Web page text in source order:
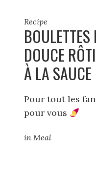
Recipe
BOULETTES
DOUCE
À LA
Pour tout les
pour vous
in Meal